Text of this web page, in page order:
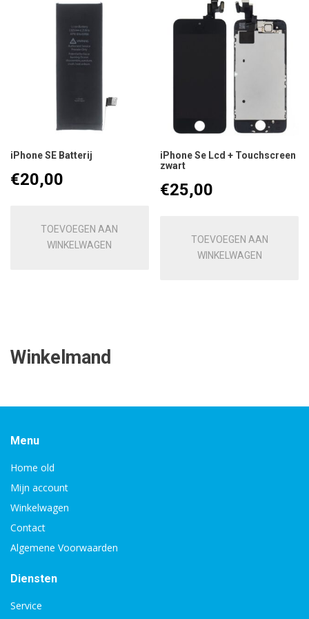
iPhone SE Batterij
€20,00
TOEVOEGEN AAN
WINKELWAGEN
iPhone Se Lcd + Touchscreen
zwart
€25,00
TOEVOEGEN AAN
WINKELWAGEN
Winkelmand
Menu
Home old
Mijn account
Winkelwagen
Contact
Algemene Voorwaarden
Diensten
Service